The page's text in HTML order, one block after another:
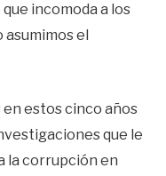
incomoda a los
asumimos el
en estos cinco años
que le
la corrupción en